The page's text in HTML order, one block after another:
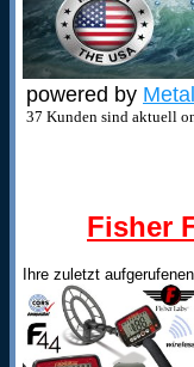
powered by
37 Kunden sind aktuell
Fisher
Ihre zuletzt